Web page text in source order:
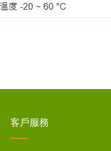
客戶服務